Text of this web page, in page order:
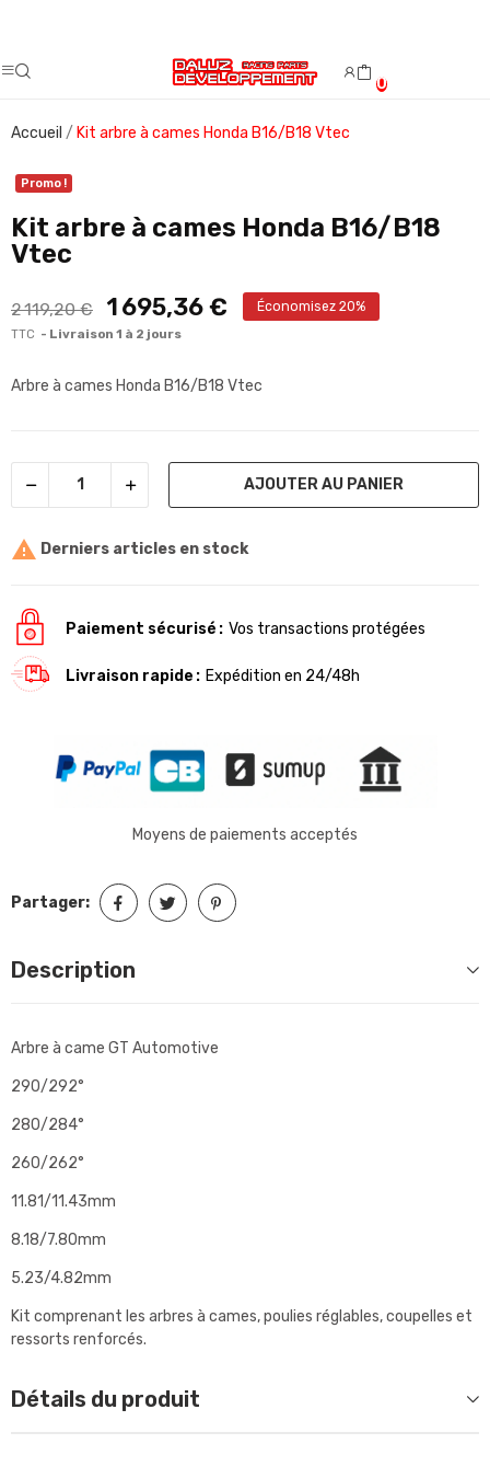
0
Accueil Kit arbre à cames Honda B16/B18 Vtec
Promo !
Kit arbre à cames Honda B16/B18
Vtec
2 119,20 € 1 695,36 €
Économisez 20%
TTC
Livraison 1 à 2 jours
Arbre à cames Honda B16/B18 Vtec
AJOUTER AU PANIER
 Derniers articles en stock
Paiement sécurisé Vos transactions protégées
Livraison rapide Expédition en 24/48h
Moyens de paiements acceptés
Partager:
Description
Arbre à came GT Automotive
290/292°
280/284°
260/262°
11.81/11.43mm
8.18/7.80mm
5.23/4.82mm
Kit comprenant les arbres à cames, poulies réglables, coupelles et
ressorts renforcés.
Détails du produit